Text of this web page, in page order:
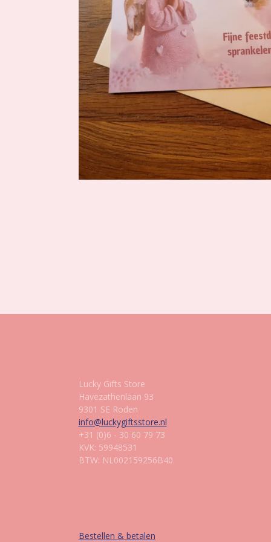
Lucky Gifts Store
Havezathenlaan 93
9301 SE Roden
info@luckygiftsstore.nl
+31 (0)6 - 30 60 79 73
KVK: 59948531
BTW: NL002159256B40
Bestellen & betalen